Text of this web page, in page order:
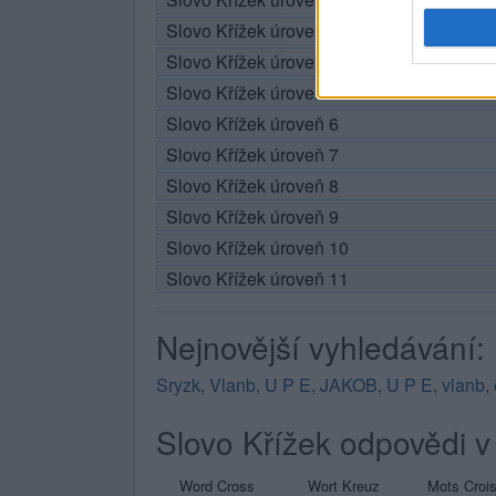
Slovo Křížek úroveň 3
Slovo Křížek úroveň 4
Slovo Křížek úroveň 5
Slovo Křížek úroveň 6
Slovo Křížek úroveň 7
Slovo Křížek úroveň 8
Slovo Křížek úroveň 9
Slovo Křížek úroveň 10
Slovo Křížek úroveň 11
Nejnovější vyhledávání:
Sryzk, Vlanb, U P E, JAKOB, U P E, vlanb,
Slovo Křížek odpovědi
Word Cross Wort Kreuz Mots